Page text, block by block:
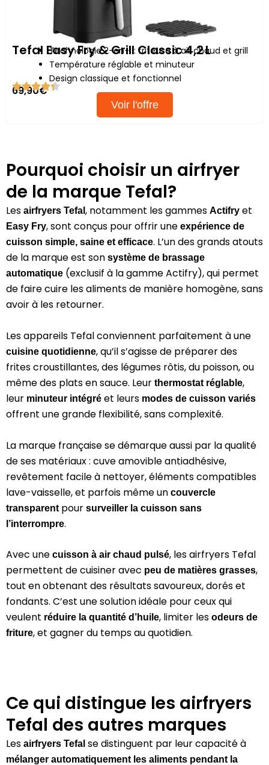
Tefal Easy Fry & Grill Classic 4,2 L
Technologie 2-en-1 : friteuse à air chaud et grill
Température réglable et minuteur
Design classique et fonctionnel
69,90€
Voir l'offre
Pourquoi choisir un airfryer
de la marque Tefal?
Les airfryers Tefal , notamment les gammes Actifry et
Easy Fry, sont conçus pour offrir une expérience de
cuisson simple, saine et efficace. L’un des grands atouts
de la marque est son système de brassage
automatique (exclusif à la gamme Actifry), qui permet
de faire cuire les aliments de manière homogène, sans
avoir à les retourner.
Les appareils Tefal conviennent parfaitement à une
cuisine quotidienne, qu’il s’agisse de préparer des
frites croustillantes, des légumes rôtis, du poisson, ou
même des plats en sauce. Leur thermostat réglable,
leur minuteur intégré et leurs modes de cuisson variés
offrent une grande flexibilité, sans complexité.
La marque française se démarque aussi par la qualité
de ses matériaux : cuve amovible antiadhésive,
revêtement facile à nettoyer, éléments compatibles
lave-vaisselle, et parfois même un couvercle
transparentpour surveiller la cuisson sans
l’interrompre.
Avec une cuisson à air chaud pulsé, les airfryers Tefal
permettent de cuisiner avec peu de matières grasses,
tout en obtenant des résultats savoureux, dorés et
fondants. C’est une solution idéale pour ceux qui
veulent réduire la quantité d’huile, limiter les odeurs de
friture, et gagner du temps au quotidien.
Ce qui distingue les airfryers
Tefal des autres marques
Les airfryers Tefal se distinguent par leur capacité à
mélanger automatiquement les aliments pendant la